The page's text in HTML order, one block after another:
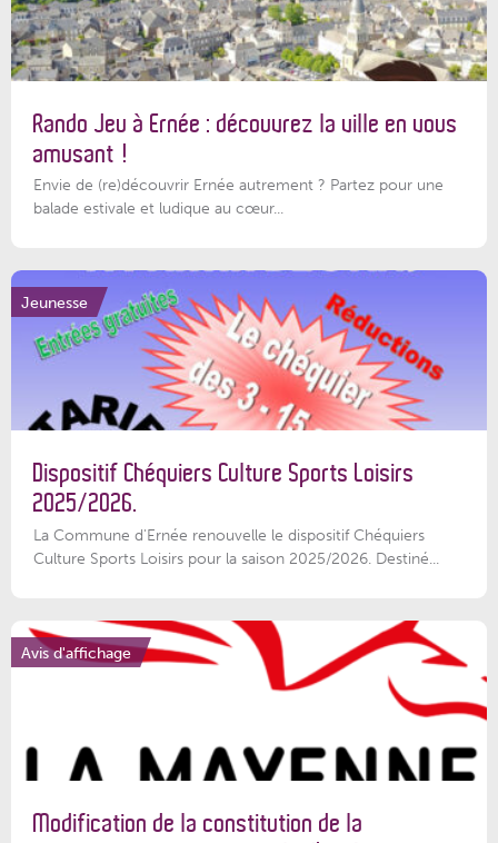
Rando Jeu à Ernée : découvrez la ville en vous
amusant !
Envie de (re)découvrir Ernée autrement ? Partez pour une
balade estivale et ludique au cœur...
Jeunesse
Dispositif Chéquiers Culture Sports Loisirs
2025/2026.
La Commune d'Ernée renouvelle le dispositif Chéquiers
Culture Sports Loisirs pour la saison 2025/2026. Destiné...
Avis d'affichage
Modification de la constitution de la